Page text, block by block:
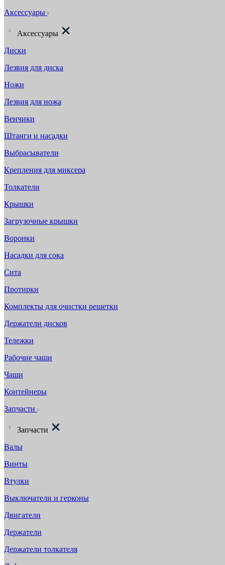
Аксессуары
Аксессуары
Диски
Лезвия для диска
Ножи
Лезвия для ножа
Венчики
Штанги и насадки
Выбрасыватели
Крепления для миксера
Толкатели
Крышки
Загрузочные крышки
Воронки
Насадки для сока
Сита
Протирки
Комплекты для очистки решетки
Держатели дисков
Тележки
Рабочие чаши
Чаши
Контейнеры
Запчасти
Запчасти
Валы
Винты
Втулки
Выключатели и герконы
Двигатели
Держатели
Держатели толкателя